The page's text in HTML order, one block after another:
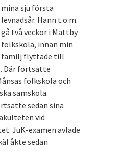
mina sju första
levnadsår. Hann t.o.m.
gå två veckor i Mattby
folkskola, innan min
familj flyttade till
Där fortsatte
folkskola och
samskola.
sedan sina
vid
JuK-examen avlade
åkte sedan